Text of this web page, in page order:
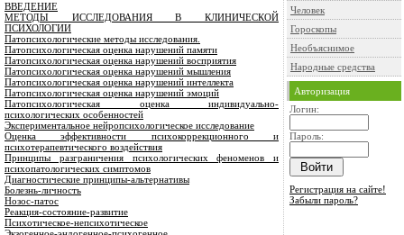
ВВЕДЕНИЕ
МЕТОДЫ ИССЛЕДОВАНИЯ В КЛИНИЧЕСКОЙ
ПСИХОЛОГИИ
Патопсихологические методы исследования.
Патопсихологическая оценка нарушений памяти
Патопсихологическая оценка нарушений восприятия
Патопсихологическая оценка нарушений мышления
Патопсихологическая оценка нарушений интеллекта
Патопсихологическая оценка нарушений эмоций
Патопсихологическая оценка индивидуально-
психологических особенностей
Экспериментальное нейропсихологическое исследование
Оценка эффективности психокоррекционного и
психотерапевтического воздействия
Принципы разграничения психологических феноменов и
психопатологических симптомов
Диагностические принципы-альтернативы
Болезнь-личность
Нозос-патос
Реакция-состояние-развитие
Психотическое-непсихотическое
Человек
Гороскопы
Необъяснимое
Народные средства
Авторизация
Логин:
Пароль:
Регистрация на сайте!
Забыли пароль?